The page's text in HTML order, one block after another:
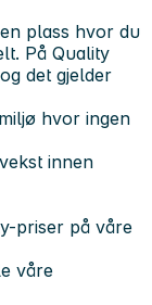
plass hvor du
På Quality
det gjelder
hvor ingen
innen
priser på våre
våre